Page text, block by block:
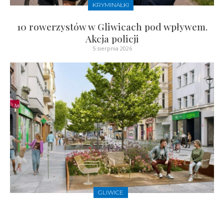
KRYMINAŁKI
10 rowerzystów w Gliwicach pod wpływem.
Akcja policji
5 sierpnia 2026
GLIWICE